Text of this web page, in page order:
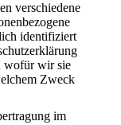
verschiedene
identifiziert
wofür wir sie
Zweck
im